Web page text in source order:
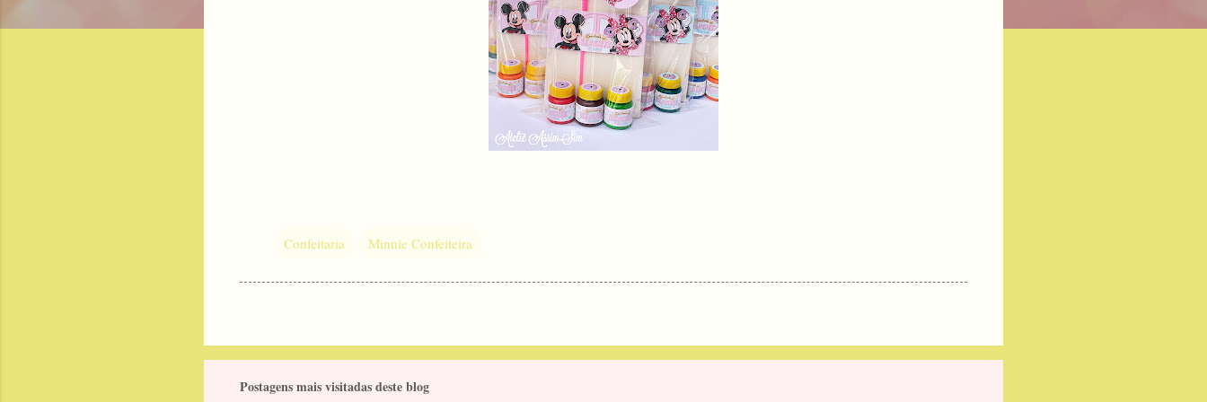
Confeitaria Minnie Confeiteira
Postagens mais visitadas deste blog